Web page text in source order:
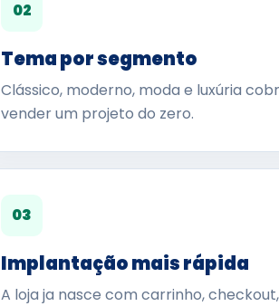
02
Tema por segmento
Clássico, moderno, moda e luxúria
vender um projeto do zero.
03
Implantação mais rápida
A loja ja nasce com carrinho,